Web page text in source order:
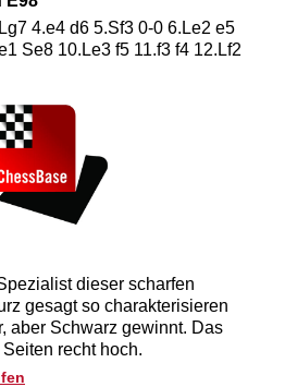
4.e4 d6 5.Sf3 0-0 6.Le2 e5
Se8 10.Le3 f5 11.f3 f4 12.Lf2
dieser scharfen
gesagt so charakterisieren
aber Schwarz gewinnt. Das
recht hoch.